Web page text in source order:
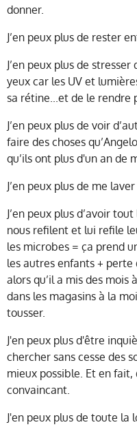
donner.
J’en peux plus de rester
J’en peux plus de
yeux car les UV et
sa rétine...et de le rendre
J’en peux plus de voir
faire des choses
qu’ils ont plus d'un an de
J’en peux plus de me
J’en peux plus d’avoir
nous refilent et lui refile
les microbes = ça prend
les autres enfants +
alors qu’il a mis des mois
dans les magasins à la
tousser.
J'en peux plus d'être
chercher sans cesse des
mieux possible. Et en
convaincant.
J'en peux plus de toute